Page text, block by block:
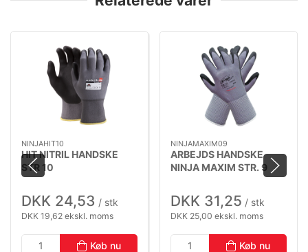
NINJAHIT10
HIT NITRIL HANDSKE
STR 10
DKK 24,53 / stk
DKK 19,62 ekskl. moms
Køb nu
NINJAMAXIM09
ARBEJDS HANDSKE
NINJA MAXIM STR. 9
DKK 31,25 / stk
DKK 25,00 ekskl. moms
Køb nu